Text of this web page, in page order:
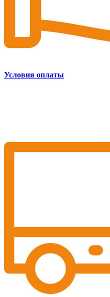
Условия оплаты